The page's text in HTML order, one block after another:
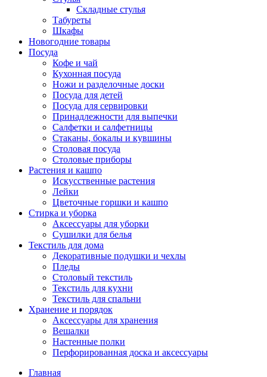
Складные стулья
Табуреты
Шкафы
Новогодние товары
Посуда
Кофе и чай
Кухонная посуда
Ножи и разделочные доски
Посуда для детей
Посуда для сервировки
Принадлежности для выпечки
Салфетки и салфетницы
Стаканы, бокалы и кувшины
Столовая посуда
Столовые приборы
Растения и кашпо
Искусственные растения
Лейки
Цветочные горшки и кашпо
Стирка и уборка
Аксессуары для уборки
Сушилки для белья
Текстиль для дома
Декоративные подушки и чехлы
Пледы
Столовый текстиль
Текстиль для кухни
Текстиль для спальни
Хранение и порядок
Аксессуары для хранения
Вешалки
Настенные полки
Перфорированная доска и аксессуары
Главная